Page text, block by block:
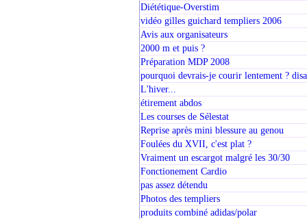
Diététique-Overstim
vidéo gilles guichard templiers 2006
Avis aux organisateurs
2000 m et puis ?
Préparation MDP 2008
pourquoi devrais-je courir lentement ?
L'hiver...
étirement abdos
Les courses de Sélestat
Reprise après mini blessure au genou
Foulées du XVII, c'est plat ?
Vraiment un escargot malgré les 30/30
Fonctionement Cardio
pas assez détendu
Photos des templiers
produits combiné adidas/polar